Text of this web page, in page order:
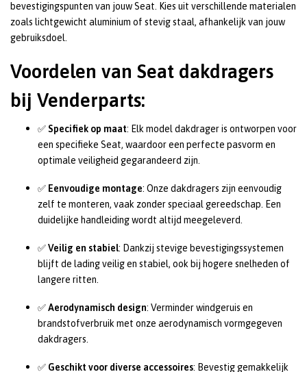
bevestigingspunten van jouw Seat. Kies uit verschillende materialen
zoals lichtgewicht aluminium of stevig staal, afhankelijk van jouw
gebruiksdoel.
Voordelen van Seat dakdragers
bij Venderparts:
✅Specifiek op maat: Elk model dakdrager is ontworpen voor
een specifieke Seat, waardoor een perfecte pasvorm en
optimale veiligheid gegarandeerd zijn.
✅ Eenvoudige montage: Onze dakdragers zijn eenvoudig
zelf te monteren, vaak zonder speciaal gereedschap. Een
duidelijke handleiding wordt altijd meegeleverd.
✅Veilig en stabiel: Dankzij stevige bevestigingssystemen
blijft de lading veilig en stabiel, ook bij hogere snelheden of
langere ritten.
✅Aerodynamisch design: Verminder windgeruis en
brandstofverbruik met onze aerodynamisch vormgegeven
dakdragers.
✅ Geschikt voor diverse accessoires: Bevestig gemakkelijk